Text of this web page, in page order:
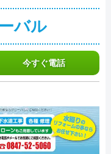
バル
今すぐ電話